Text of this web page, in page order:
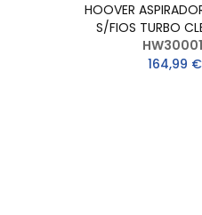
HOOVER
S/FIOS TURBO
164,99 €